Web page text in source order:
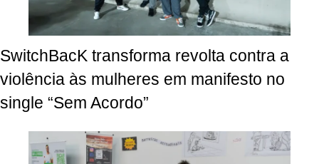
SwitchBacK transforma revolta contra a
violência às mulheres em manifesto no
single “Sem Acordo”